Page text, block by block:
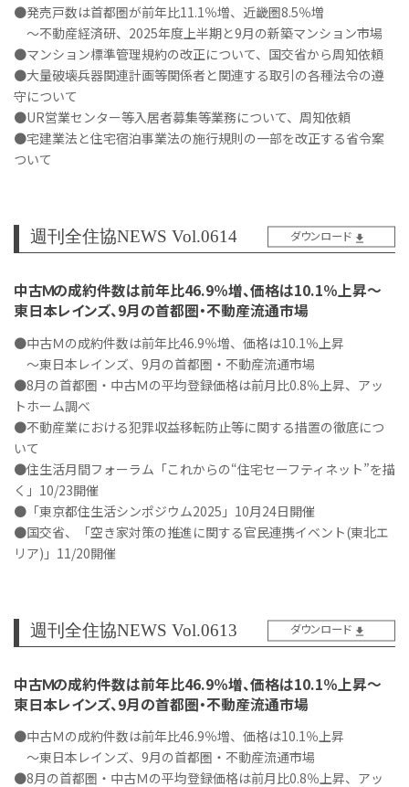
●発売戸数は首都圏が前年比11.1％増、近畿圏8.5％増
～不動産経済研、2025年度上半期と9月の新築マンション市場
●マンション標準管理規約の改正について、国交省から周知依頼
●大量破壊兵器関連計画等関係者と関連する取引の各種法令の遵
守について
●UR営業センター等入居者募集等業務について、周知依頼
●宅建業法と住宅宿泊事業法の施行規則の一部を改正する省令案
ついて
週刊全住協NEWS Vol.0614 ダウンロード
中古Ｍの成約件数は前年比46.9％増、価格は10.1％上昇～
東日本レインズ、9月の首都圏・不動産流通市場
●中古Ｍの成約件数は前年比46.9％増、価格は10.1％上昇
～東日本レインズ、9月の首都圏・不動産流通市場
●8月の首都圏・中古Ｍの平均登録価格は前月比0.8％上昇、アッ
トホーム調べ
●不動産業における犯罪収益移転防止等に関する措置の徹底につ
いて
●住生活月間フォーラム「これからの“住宅セーフティネット”を描
く」10/23開催
●「東京都住生活シンポジウム2025」10月24日開催
●国交省、「空き家対策の推進に関する官民連携イベント(東北エ
リア)」11/20開催
週刊全住協NEWS Vol.0613 ダウンロード
中古Ｍの成約件数は前年比46.9％増、価格は10.1％上昇～
東日本レインズ、9月の首都圏・不動産流通市場
●中古Ｍの成約件数は前年比46.9％増、価格は10.1％上昇
～東日本レインズ、9月の首都圏・不動産流通市場
●8月の首都圏・中古Ｍの平均登録価格は前月比0.8％上昇、アッ